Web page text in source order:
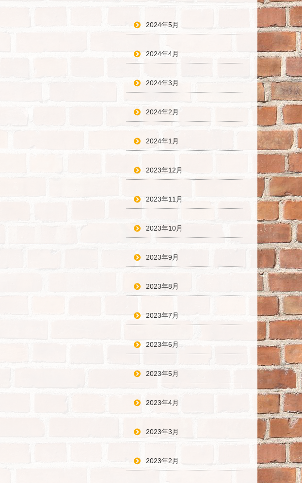
2024年5月
2024年4月
2024年3月
2024年2月
2024年1月
2023年12月
2023年11月
2023年10月
2023年9月
2023年8月
2023年7月
2023年6月
2023年5月
2023年4月
2023年3月
2023年2月